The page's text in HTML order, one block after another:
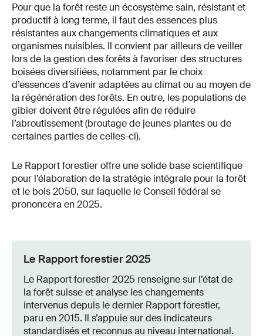
Pour que la forêt reste un écosystème sain, résistant et
productif à long terme, il faut des essences plus
résistantes aux changements climatiques et aux
organismes nuisibles. Il convient par ailleurs de veiller
lors de la gestion des forêts à favoriser des structures
boisées diversifiées, notamment par le choix
d’essences d’avenir adaptées au climat ou au moyen de
la régénération des forêts. En outre, les populations de
gibier doivent être régulées afin de réduire
l’abroutissement (broutage de jeunes plantes ou de
certaines parties de celles-ci).
Le Rapport forestier offre une solide base scientifique
pour l’élaboration de la stratégie intégrale pour la forêt
et le bois 2050, sur laquelle le Conseil fédéral se
prononcera en 2025.
Le Rapport forestier 2025
Le Rapport forestier 2025 renseigne sur l’état de
la forêt suisse et analyse les changements
intervenus depuis le dernier Rapport forestier,
paru en 2015. Il s’appuie sur des indicateurs
standardisés et reconnus au niveau international.